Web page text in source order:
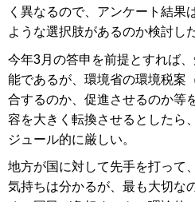
く異なるので、アンケート結果
ような選択肢があるのか検討し
今年3月の答申を前提とすれば
能であるが、環境省の環境税案
合するのか、促進させるのか等
容を大きく転換させるとしたら
ジュール的に厳しい。
地方が国に対して先手を打って
気持ちは分かるが、最も大切な